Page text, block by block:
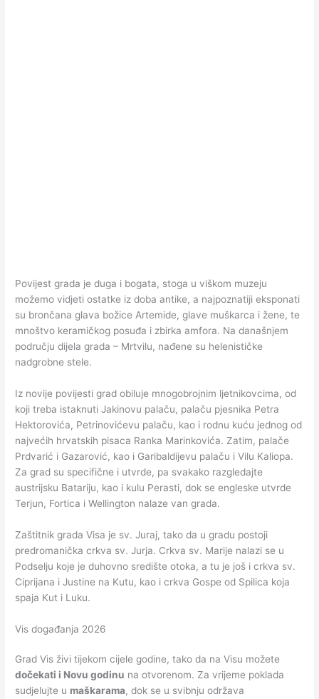
Povijest grada je duga i bogata, stoga u viškom muzeju
možemo vidjeti ostatke iz doba antike, a najpoznatiji eksponati
su brončana glava božice Artemide, glave muškarca i žene, te
mnoštvo keramičkog posuđa i zbirka amfora. Na današnjem
području dijela grada – Mrtvilu, nađene su helenističke
nadgrobne stele.
Iz novije povijesti grad obiluje mnogobrojnim ljetnikovcima, od
koji treba istaknuti Jakinovu palaču, palaču pjesnika Petra
Hektorovića, Petrinovićevu palaču, kao i rodnu kuću jednog od
najvećih hrvatskih pisaca Ranka Marinkovića. Zatim, palače
Prdvarić i Gazarović, kao i Garibaldijevu palaču i Vilu Kaliopa.
Za grad su specifične i utvrde, pa svakako razgledajte
austrijsku Batariju, kao i kulu Perasti, dok se engleske utvrde
Terjun, Fortica i Wellington nalaze van grada.
Zaštitnik grada Visa je sv. Juraj, tako da u gradu postoji
predromanička crkva sv. Jurja. Crkva sv. Marije nalazi se u
Podselju koje je duhovno središte otoka, a tu je još i crkva sv.
Ciprijana i Justine na Kutu, kao i crkva Gospe od Spilica koja
spaja Kut i Luku.
Vis događanja 2026
Grad Vis živi tijekom cijele godine, tako da na Visu možete
dočekati i Novu godinu na otvorenom. Za vrijeme poklada
sudjelujte u maškarama, dok se u svibnju održava